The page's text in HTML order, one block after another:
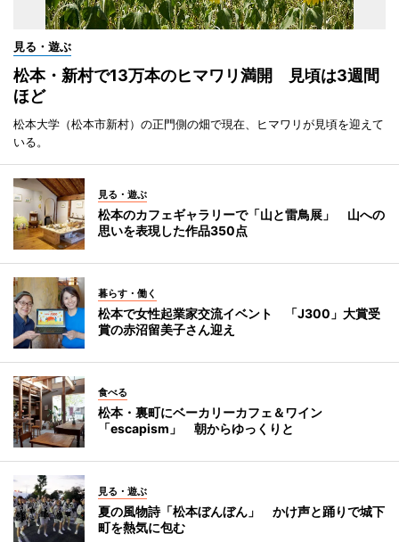
見る・遊ぶ
松本・新村で13万本のヒマワリ満開 見頃は3週間
ほど
松本大学（松本市新村）の正門側の畑で現在、ヒマワリが見頃を迎えて
いる。
見る・遊ぶ
松本のカフェギャラリーで「山と雷鳥展」 山への
思いを表現した作品350点
暮らす・働く
松本で女性起業家交流イベント 「J300」大賞受
賞の赤沼留美子さん迎え
食べる
松本・裏町にベーカリーカフェ＆ワイン
「escapism」 朝からゆっくりと
見る・遊ぶ
夏の風物詩「松本ぼんぼん」 かけ声と踊りで城下
町を熱気に包む